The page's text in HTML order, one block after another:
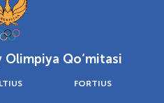
Olimpiya Qo‘mitasi
FORTIUS